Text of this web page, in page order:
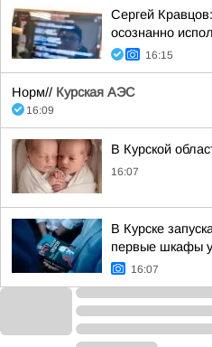
Сергей
осознанно
16:15
Норм// Курская АЭС
16:09
В Курской
16:07
В Курске
первые шкафы
16:07